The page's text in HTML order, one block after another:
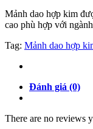
Mảnh dao hợp kim
cao phù hợp với
Tag: Mảnh dao hợp
Đánh giá (0)
There are no reviews